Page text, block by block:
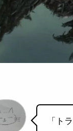
「ト